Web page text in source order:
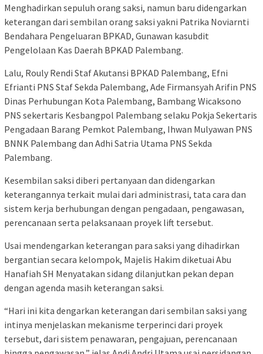
Menghadirkan sepuluh orang saksi, namun baru didengarkan
keterangan dari sembilan orang saksi yakni Patrika Noviarnti
Bendahara Pengeluaran BPKAD, Gunawan kasubdit
Pengelolaan Kas Daerah BPKAD Palembang.
Lalu, Rouly Rendi Staf Akutansi BPKAD Palembang, Efni
Efrianti PNS Staf Sekda Palembang, Ade Firmansyah Arifin PNS
Dinas Perhubungan Kota Palembang, Bambang Wicaksono
PNS sekertaris Kesbangpol Palembang selaku Pokja Sekertaris
Pengadaan Barang Pemkot Palembang, Ihwan Mulyawan PNS
BNNK Palembang dan Adhi Satria Utama PNS Sekda
Palembang.
Kesembilan saksi diberi pertanyaan dan didengarkan
keterangannya terkait mulai dari administrasi, tata cara dan
sistem kerja berhubungan dengan pengadaan, pengawasan,
perencanaan serta pelaksanaan proyek lift tersebut.
Usai mendengarkan keterangan para saksi yang dihadirkan
bergantian secara kelompok, Majelis Hakim diketuai Abu
Hanafiah SH Menyatakan sidang dilanjutkan pekan depan
dengan agenda masih keterangan saksi.
“Hari ini kita dengarkan keterangan dari sembilan saksi yang
intinya menjelaskan mekanisme terperinci dari proyek
tersebut, dari sistem penawaran, pengajuan, perencanaan